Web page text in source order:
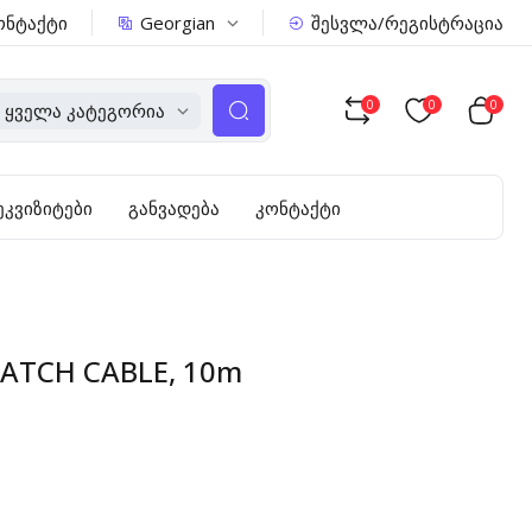
Georgian შესვლა/რეგისტრაცია
Ყველა Კატეგორია 0 0 0
განვადება კონტაქტი
CABLE, 10m